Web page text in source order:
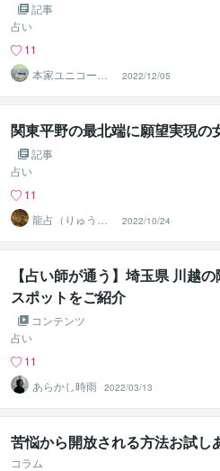
記事
占い
11
本家ユニコーン
の使者桜10周年
ありがとう
2022/12/05
関東平野の最北端に願望実現の
記事
占い
11
龍占（りゅうせ
ん）
2022/10/24
【占い師が通う】埼玉県 川越
スポットをご紹介
コンテンツ
占い
11
あらかし時雨 2022/03/13
苦悩から開放される方法お試し
コラム